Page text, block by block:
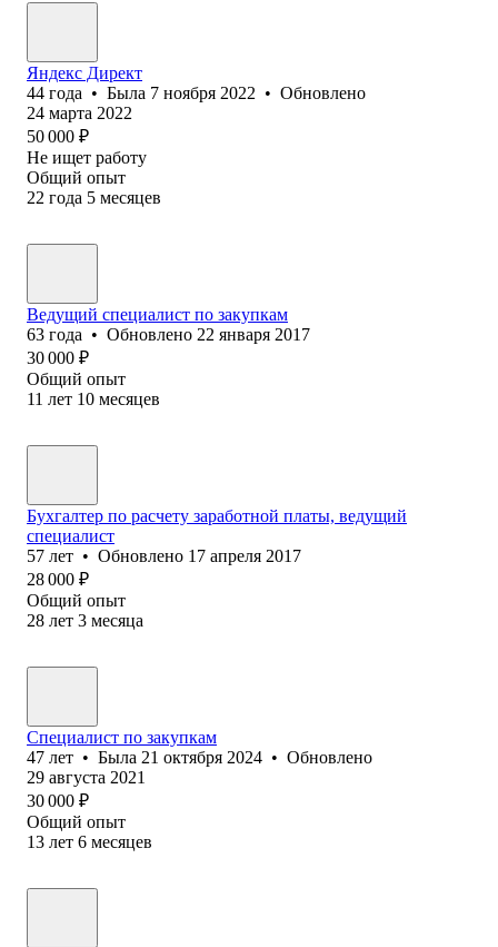
Яндекс Директ
44 года • Была 7 ноября 2022 • Обновлено
24 марта 2022
50 000 ₽
Не ищет работу
Общий опыт
22 года 5 месяцев
Ведущий специалист по закупкам
63 года • Обновлено 22 января 2017
30 000 ₽
Общий опыт
11 лет 10 месяцев
Бухгалтер по расчету заработной платы, ведущий
специалист
57 лет • Обновлено 17 апреля 2017
28 000 ₽
Общий опыт
28 лет 3 месяца
Специалист по закупкам
47 лет • Была 21 октября 2024 • Обновлено
29 августа 2021
30 000 ₽
Общий опыт
13 лет 6 месяцев